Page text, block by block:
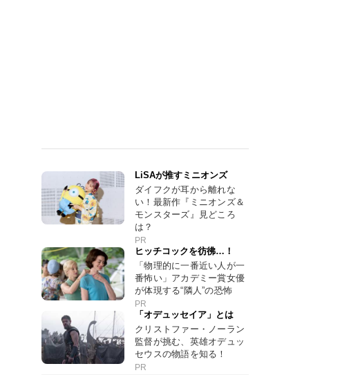
LiSAが推すミニオンズ
ダイフクが耳から離れな
い！最新作『ミニオンズ＆
モンスターズ』見どころ
は？
PR
ヒッチコックを彷彿…！
「物理的に一番近い人が一
番怖い」アカデミー賞女優
が体現する“隣人”の恐怖
PR
「オデュッセイア」とは
クリストファー・ノーラン
監督が挑む、英雄オデュッ
セウスの物語を知る！
PR